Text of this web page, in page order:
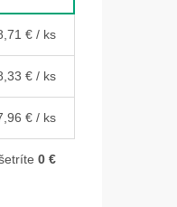
€ / ks
€ / ks
€ / ks
0 €